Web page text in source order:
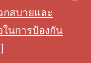
กสบายและ
นการป้องกัน